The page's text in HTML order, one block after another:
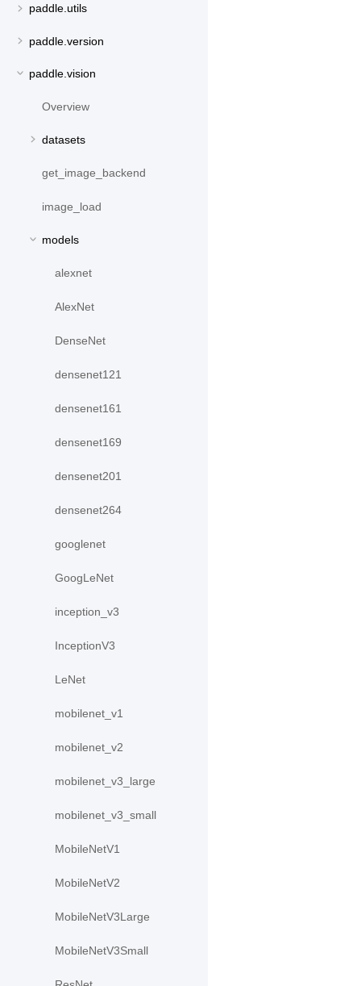
paddle.utils
paddle.version
paddle.vision
Overview
datasets
get_image_backend
image_load
models
alexnet
AlexNet
DenseNet
densenet121
densenet161
densenet169
densenet201
densenet264
googlenet
GoogLeNet
inception_v3
InceptionV3
LeNet
mobilenet_v1
mobilenet_v2
mobilenet_v3_large
mobilenet_v3_small
MobileNetV1
MobileNetV2
MobileNetV3Large
MobileNetV3Small